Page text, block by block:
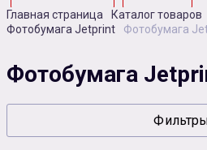
Бумага Чернила
Сувенирная продукция
Главная страница Каталог товаров
Фотобумага Jetprint
Фотобумага
Фотобумага